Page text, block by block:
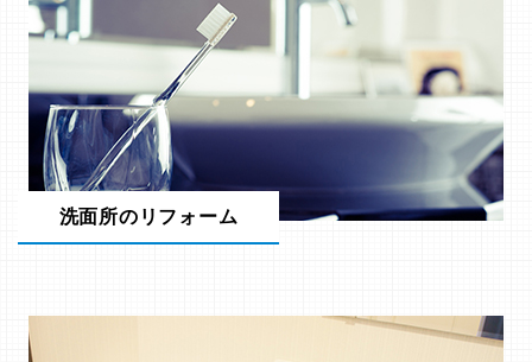
洗面所のリフォーム